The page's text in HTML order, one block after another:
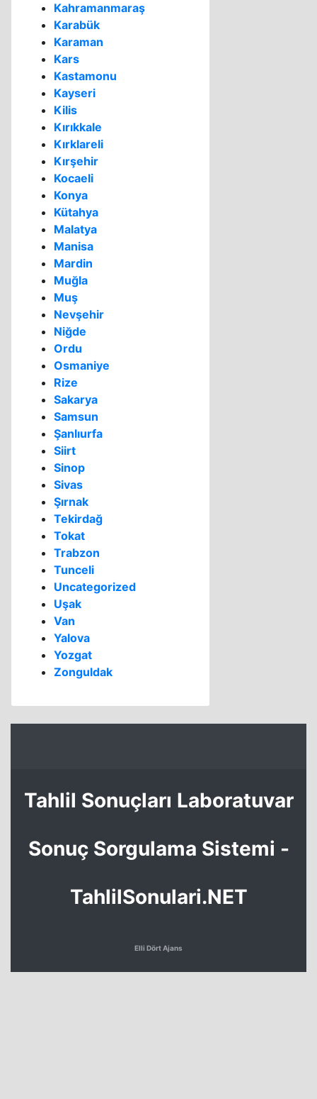
Kahramanmaraş
Karabük
Karaman
Kars
Kastamonu
Kayseri
Kilis
Kırıkkale
Kırklareli
Kırşehir
Kocaeli
Konya
Kütahya
Malatya
Manisa
Mardin
Muğla
Muş
Nevşehir
Niğde
Ordu
Osmaniye
Rize
Sakarya
Samsun
Şanlıurfa
Siirt
Sinop
Sivas
Şırnak
Tekirdağ
Tokat
Trabzon
Tunceli
Uncategorized
Uşak
Van
Yalova
Yozgat
Zonguldak
Tahlil Sonuçları Laboratuvar
Sonuç Sorgulama Sistemi -
TahlilSonulari.NET
Elli Dört Ajans